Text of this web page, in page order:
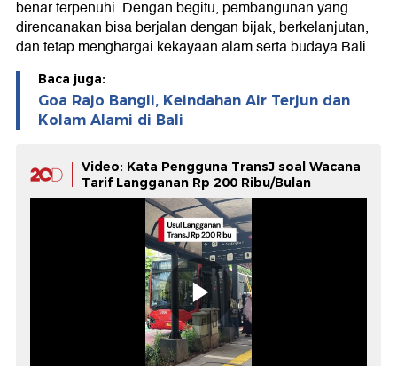
benar terpenuhi. Dengan begitu, pembangunan yang
direncanakan bisa berjalan dengan bijak, berkelanjutan,
dan tetap menghargai kekayaan alam serta budaya Bali.
Baca juga:
Goa Rajo Bangli, Keindahan Air Terjun dan
Kolam Alami di Bali
Video: Kata Pengguna TransJ soal Wacana
Tarif Langganan Rp 200 Ribu/Bulan